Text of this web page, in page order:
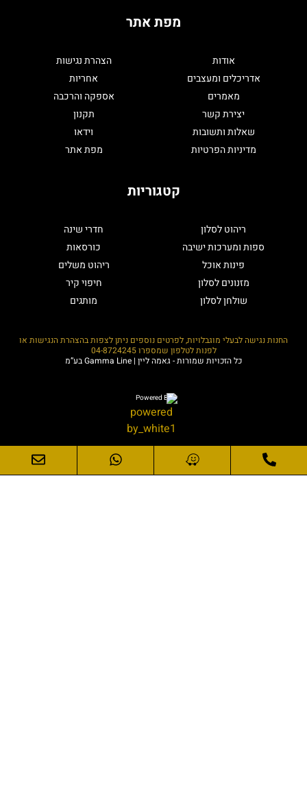
מפת אתר
אודות
אדריכלים ומעצבים
מאמרים
יצירת קשר
שאלות ותשובות
מדיניות הפרטיות
הצהרת נגישות
אחריות
אספקה והרכבה
תקנון
וידאו
מפת אתר
קטגוריות
ריהוט לסלון
ספות ומערכות ישיבה
פינות אוכל
מזנונים לסלון
שולחן לסלון
חדרי שינה
כורסאות
ריהוט משלים
חיפוי קיר
מותגים
החנות נגישה לבעלי מוגבלויות, לפרטים נוספים ניתן לצפות בהצהרת הנגישות או
לפנות לטלפון שמספרו04-8724245
כל הזכויות שמורות - גאמה ליין | Gamma Line בע”מ
Powered By